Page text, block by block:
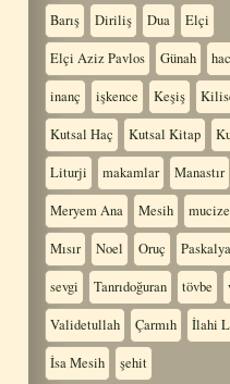
Barış Diriliş Dua Elçi
Elçi Aziz Pavlos Günah hac
inanç işkence Keşiş
Kutsal Haç Kutsal Kitap
Liturji makamlar Manastır
Meryem Ana Mesih
Mısır Noel Oruç Paskalya
sevgi Tanrıdoğuran tövbe
Validetullah Çarmıh İlahi
İsa Mesih şehit